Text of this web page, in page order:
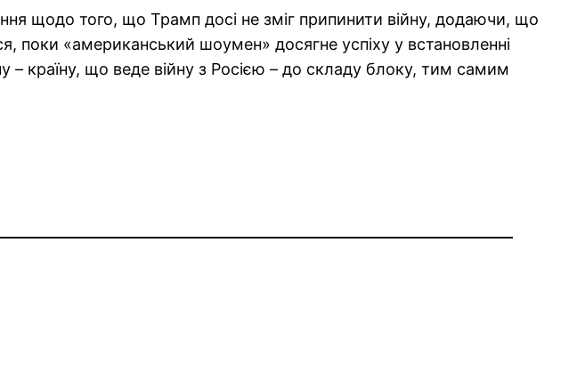
щодо того, що Трамп досі не зміг припинити війну, додаючи, що
поки «американський шоумен» досягне успіху у встановленні
– країну, що веде війну з Росією – до складу блоку, тим самим